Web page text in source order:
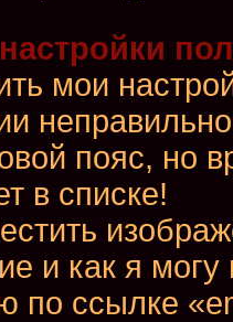
мои
пояс, но
в списке!
и как я могу
по ссылке